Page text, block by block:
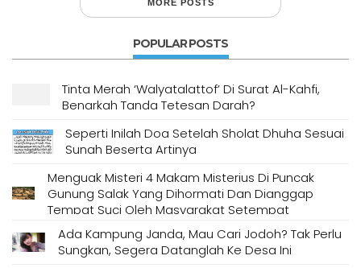
MORE POSTS
POPULAR POSTS
Tinta Merah ‘Walyatalattof’ Di Surat Al-Kahfi,
Benarkah Tanda Tetesan Darah?
Seperti Inilah Doa Setelah Sholat Dhuha Sesuai
Sunah Beserta Artinya
Menguak Misteri 4 Makam Misterius Di Puncak
Gunung Salak Yang Dihormati Dan Dianggap
Tempat Suci Oleh Masyarakat Setempat
Ada Kampung Janda, Mau Cari Jodoh? Tak Perlu
Sungkan, Segera Datanglah Ke Desa Ini